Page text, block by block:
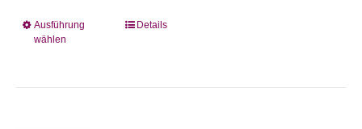
gewählt
Ausführung
wählen
Dieses
Details